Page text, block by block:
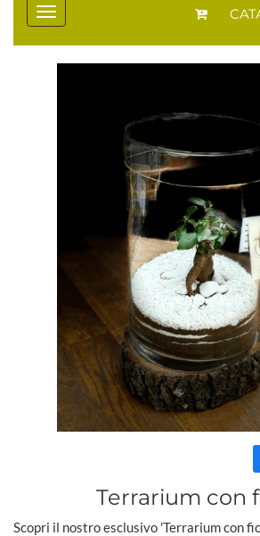
Terrarium con
Scopri il nostro esclusivo 'Terrarium con